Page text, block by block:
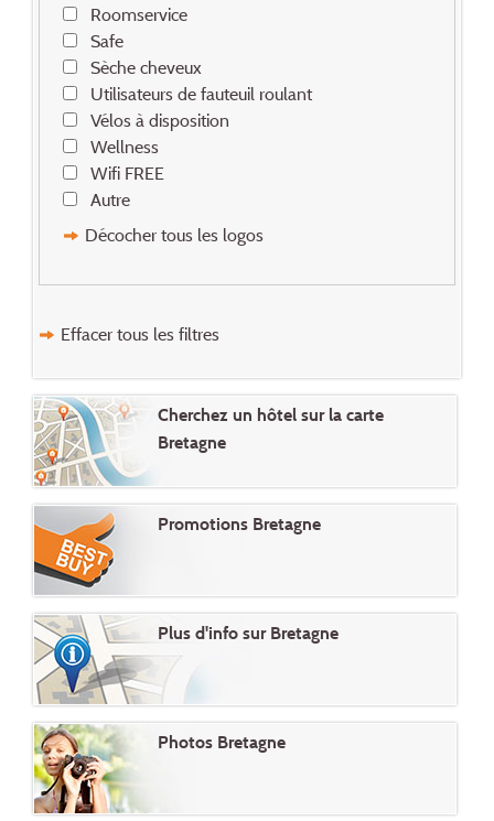
Roomservice
Safe
Sèche cheveux
Utilisateurs de fauteuil roulant
Vélos à disposition
Wellness
Wifi FREE
Autre
Décocher tous les logos
Effacer tous les filtres
Cherchez un hôtel sur la carte
Bretagne
Promotions Bretagne
Plus d'info sur Bretagne
Photos Bretagne